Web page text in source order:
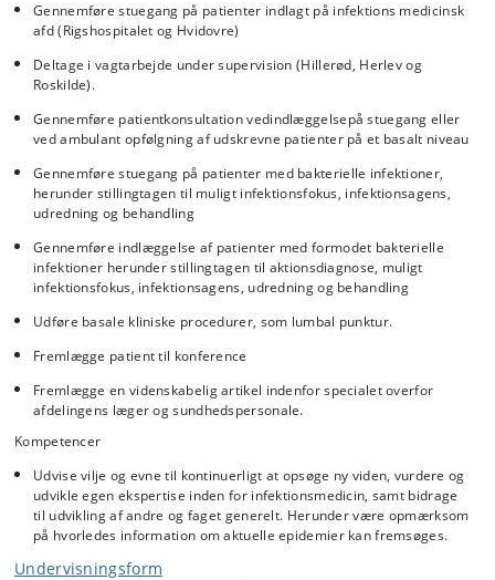
Gennemføre stuegang på patienter indlagt på infektions medicinsk
afd (Rigshospitalet og Hvidovre)
Deltage i vagtarbejde under supervision (Hillerød, Herlev og
Roskilde).
Gennemføre patientkonsultation vedindlæggelsepå stuegang eller
ved ambulant opfølgning af udskrevne patienter på et basalt niveau
Gennemføre stuegang på patienter med bakterielle infektioner,
herunder stillingtagen til muligt infektionsfokus, infektionsagens,
udredning og behandling
Gennemføre indlæggelse af patienter med formodet bakterielle
infektioner herunder stillingtagen til aktionsdiagnose, muligt
infektionsfokus, infektionsagens, udredning og behandling
Udføre basale kliniske procedurer, som lumbal punktur.
Fremlægge patient til konference
Fremlægge en videnskabelig artikel indenfor specialet overfor
afdelingens læger og sundhedspersonale.
Kompetencer
Udvise vilje og evne til kontinuerligt at opsøge ny viden, vurdere og
udvikle egen ekspertise inden for infektionsmedicin, samt bidrage
til udvikling af andre og faget generelt. Herunder være opmærksom
på hvorledes information om aktuelle epidemier kan fremsøges.
Undervisningsform